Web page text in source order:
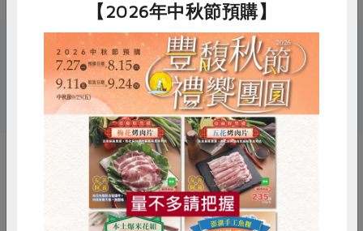
關鍵字
# 黑胡椒 # 花肉社 # 豬肉
你可能有興趣的產品
RPET 食譜 減硝酸鹽
雞蛋 食安 共同購買
【2026年中秋節預購】